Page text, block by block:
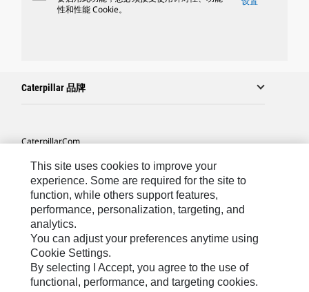
性和性能 Cookie。
Caterpillar 品牌
Caterpillar.com
联系 Caterpillar
站点地图
Cookie Settings
法律
隐私
This site uses cookies to improve your
experience. Some are required for the site to
function, while others support features,
performance, personalization, targeting, and
analytics.
You can adjust your preferences anytime using
Cookie Settings.
By selecting I Accept, you agree to the use of
functional, performance, and targeting cookies.